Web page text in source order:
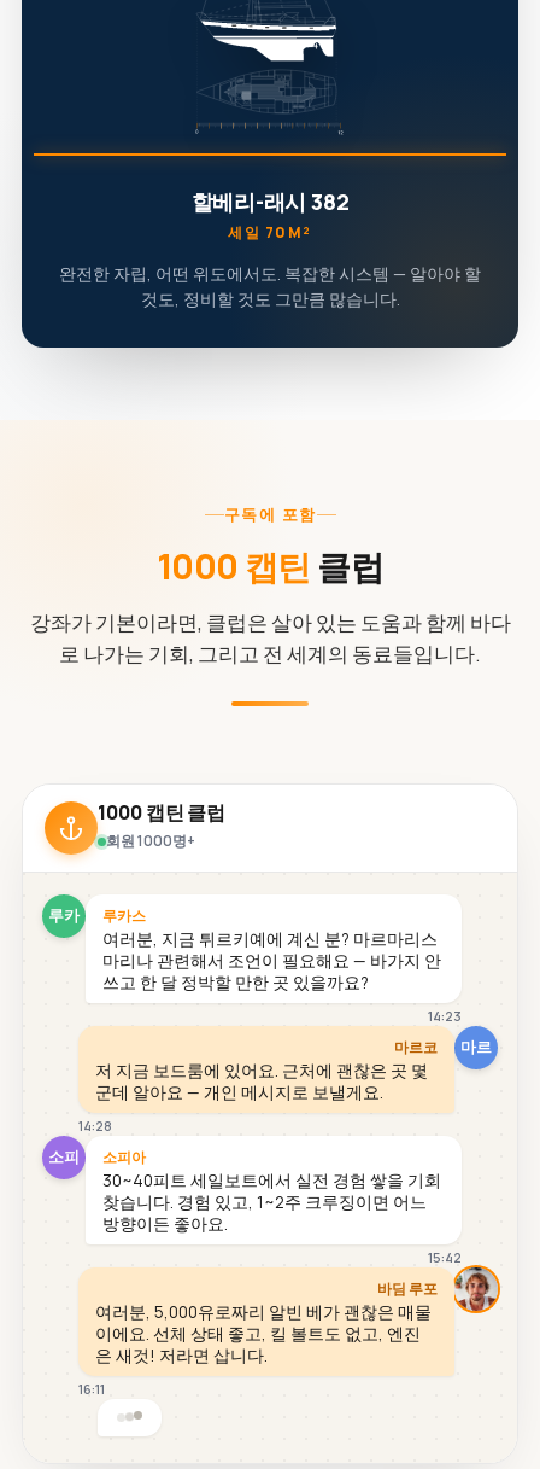
할베리-래시 382
세일 70M²
완전한 자립, 어떤 위도에서도. 복잡한 시스템 — 알아야 할
것도, 정비할 것도 그만큼 많습니다.
구독에 포함
1000 캡틴 클럽
강좌가 기본이라면, 클럽은 살아 있는 도움과 함께 바다
로 나가는 기회, 그리고 전 세계의 동료들입니다.
1000 캡틴 클럽
회원 1000명+
루카 루카스
여러분, 지금 튀르키예에 계신 분? 마르마리스
마리나 관련해서 조언이 필요해요 — 바가지 안
쓰고 한 달 정박할 만한 곳 있을까요?
14:23
마르
마르코
저 지금 보드룸에 있어요. 근처에 괜찮은 곳 몇
군데 알아요 — 개인 메시지로 보낼게요.
14:28
소피 소피아
30~40피트 세일보트에서 실전 경험 쌓을 기회
찾습니다. 경험 있고, 1~2주 크루징이면 어느
방향이든 좋아요.
15:42
바딤 루포
여러분, 5,000유로짜리 알빈 베가 괜찮은 매물
이에요. 선체 상태 좋고, 킬 볼트도 없고, 엔진
은 새것! 저라면 삽니다.
16:11